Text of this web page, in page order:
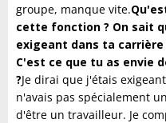
groupe, manque vite.
cette fonction ? On sait
exigeant dans ta
C'est ce que tu as envie
?Je dirai que j'étais
n'avais pas spécialement
d'être un travailleur. Je